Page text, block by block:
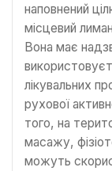
наповнений
місцевий
Вона має
лікувальних
рухової
того, на
масажу,
можуть